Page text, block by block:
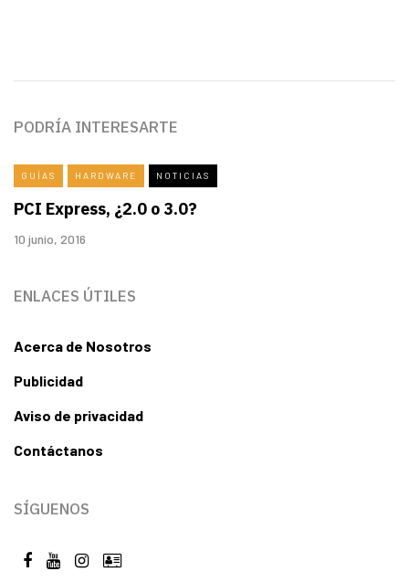
PODRÍA INTERESARTE
GUÍAS HARDWARE NOTICIAS
PCI Express, ¿2.0 o 3.0?
10 junio, 2016
ENLACES ÚTILES
Acerca de Nosotros
Publicidad
Aviso de privacidad
Contáctanos
SÍGUENOS